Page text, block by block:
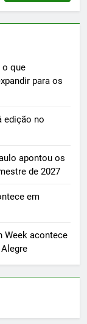
o que
para os
edição no
apontou os
de 2027
em
Week acontece